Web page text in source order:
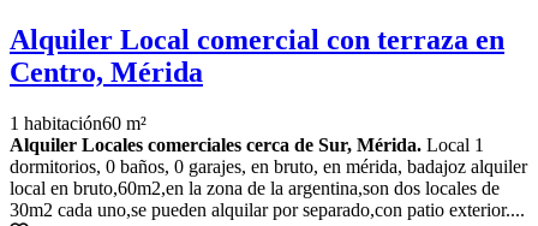
Alquiler Local comercial con terraza en
Centro, Mérida
1 habitación60 m²
Alquiler Locales comerciales cerca de Sur, Mérida. Local 1
dormitorios, 0 baños, 0 garajes, en bruto, en mérida, badajoz alquiler
local en bruto,60m2,en la zona de la argentina,son dos locales de
30m2 cada uno,se pueden alquilar por separado,con patio exterior....